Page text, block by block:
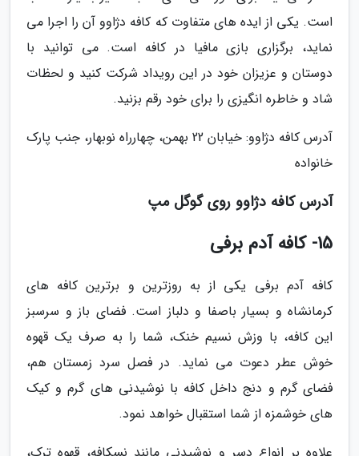
است. یکی از ایده های متفاوت که کافه دژاوو آن را اجرا می
نماید، برگزاری بازی مافیا در کافه است. می توانید با
دوستان و عزیزان خود در این رویداد شرکت کنید و لحظات
شاد و خاطره انگیزی را برای خود رقم بزنید.
آدرس کافه دژاوو: خیابان 22 بهمن، چهارراه نوبهار، جنب پارک
خانواده
آدرس کافه دژاوو روی گوگل مپ
15- کافه آدم برفی
کافه آدم برفی یکی از به روزترین و برترین کافه های
کرمانشاه و بسیار باصفا و دلباز است. فضای باز و سرسبز
این کافه، با وزش نسیم خنک، شما را به صرف یک قهوه
خوش عطر دعوت می نماید. در فصل سرد زمستان هم،
فضای گرم و دنج داخل کافه با نوشیدنی های گرم و کیک
های خوشمزه از شما استقبال خواهد نمود.